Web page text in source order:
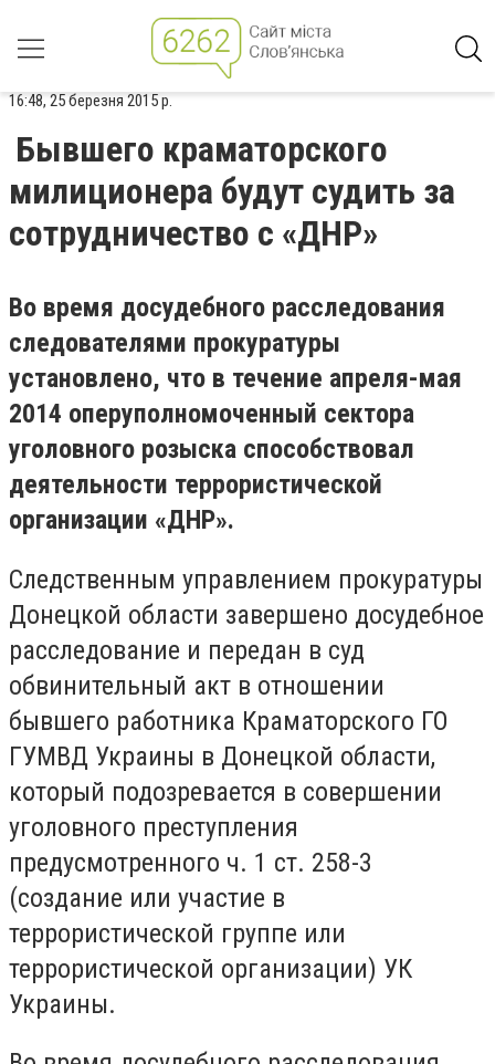
16:48, 25 березня 2015 р.
Бывшего краматорского
милиционера будут судить за
сотрудничество с «ДНР»
Во время досудебного расследования
следователями прокуратуры
установлено, что в течение апреля-мая
2014 оперуполномоченный сектора
уголовного розыска способствовал
деятельности террористической
организации «ДНР».
Следственным управлением прокуратуры
Донецкой области завершено досудебное
расследование и передан в суд
обвинительный акт в отношении
бывшего работника Краматорского ГО
ГУМВД Украины в Донецкой области,
который подозревается в совершении
уголовного преступления
предусмотренного ч. 1 ст. 258-3
(создание или участие в
террористической группе или
террористической организации) УК
Украины.